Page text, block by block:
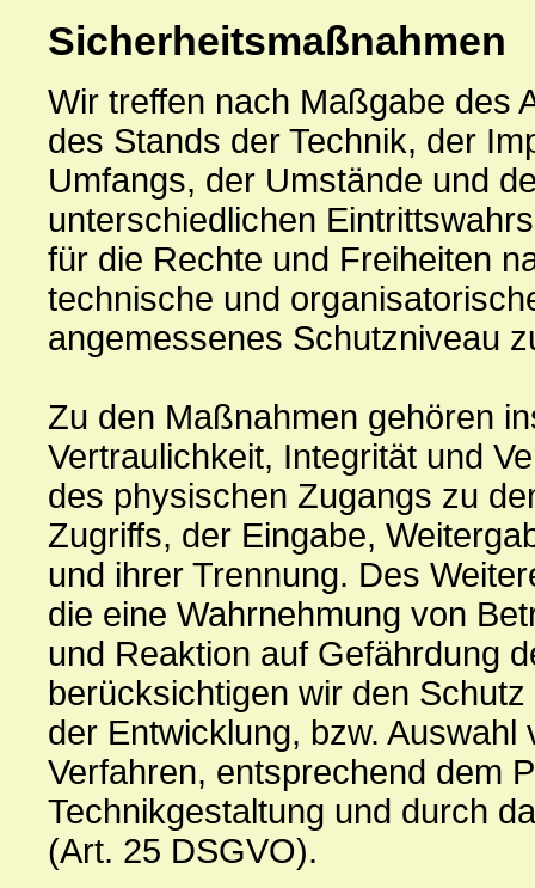
Sicherheitsmaßnahmen
Wir treffen nach Maßgabe des
des Stands der Technik, der
Umfangs, der Umstände und
unterschiedlichen
für die Rechte und Freiheiten
technische und
angemessenes Schutzniveau
Zu den Maßnahmen gehören
Vertraulichkeit, Integrität und
des physischen Zugangs zu
Zugriffs, der Eingabe,
und ihrer Trennung. Des
die eine Wahrnehmung von
und Reaktion auf Gefährdung
berücksichtigen wir den
der Entwicklung, bzw.
Verfahren, entsprechend dem
Technikgestaltung und durch
(Art. 25 DSGVO).